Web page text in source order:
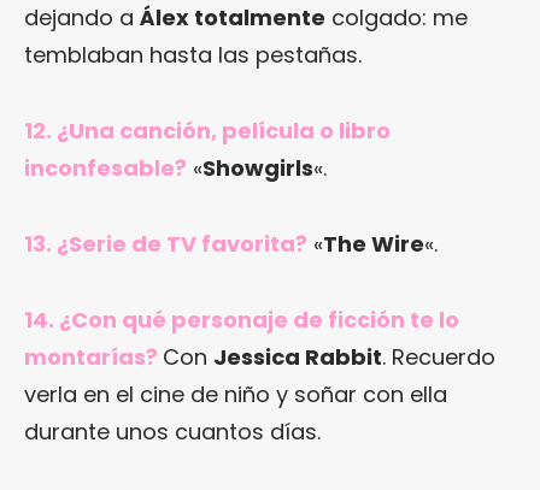
dejando a Álex totalmente colgado: me
temblaban hasta las pestañas.
12. ¿Una canción, película o libro
inconfesable? «Showgirls«.
13. ¿Serie de TV favorita? «The Wire«.
14. ¿Con qué personaje de ficción te lo
montarías? Con Jessica Rabbit. Recuerdo
verla en el cine de niño y soñar con ella
durante unos cuantos días.